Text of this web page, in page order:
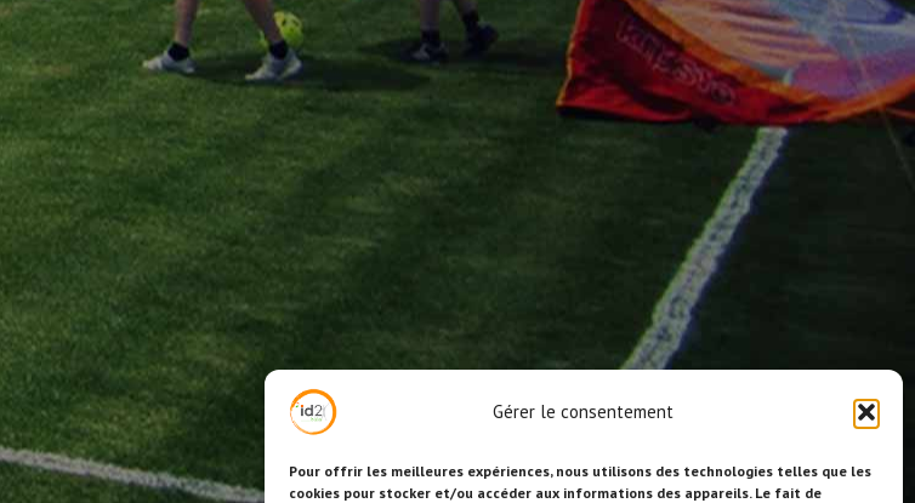
Gérer le consentement
Pour offrir les meilleures expériences, nous utilisons des technologies telles que les
cookies pour stocker et/ou accéder aux informations des appareils. Le fait de